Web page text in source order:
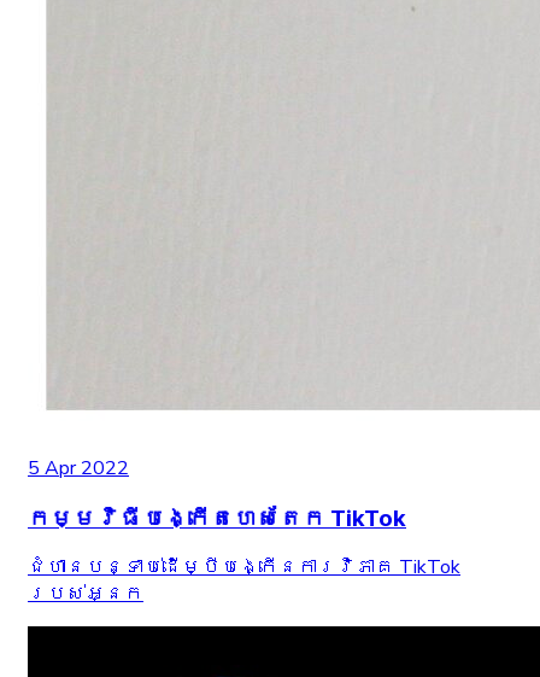
5 Apr 2022
កម្មវិធីបង្កើតហេសតែក TikTok
ជំហានបន្ទាប់ដើម្បីបង្កើនការវិភាគ TikTok
របស់អ្នក